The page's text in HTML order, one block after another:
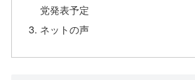
党発表予定
ネットの声